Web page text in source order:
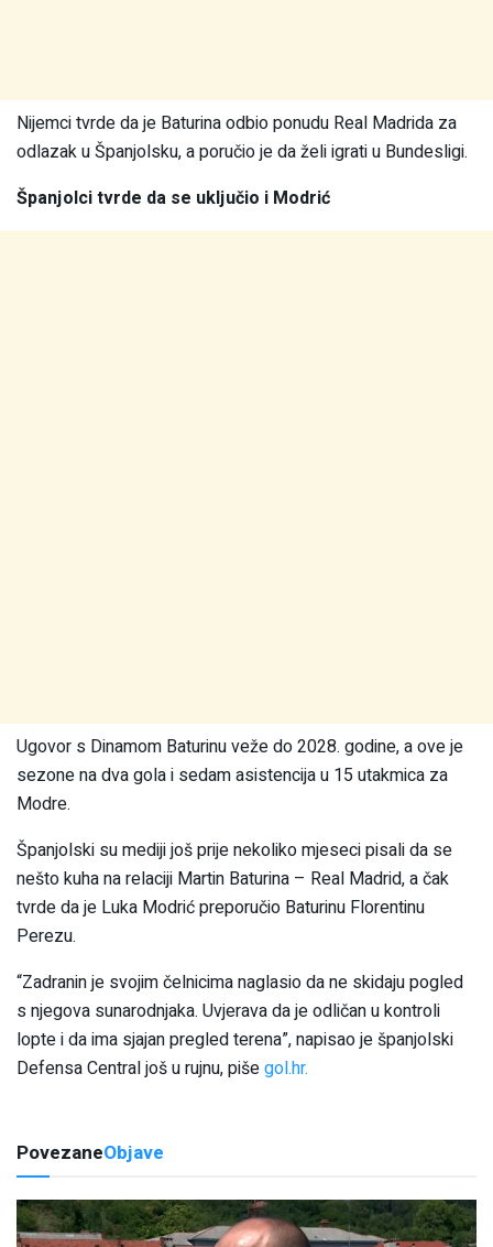
Nijemci tvrde da je Baturina odbio ponudu Real Madrida za
odlazak u Španjolsku, a poručio je da želi igrati u Bundesligi.
Španjolci tvrde da se uključio i Modrić
Ugovor s Dinamom Baturinu veže do 2028. godine, a ove je
sezone na dva gola i sedam asistencija u 15 utakmica za
Modre.
Španjolski su mediji još prije nekoliko mjeseci pisali da se
nešto kuha na relaciji Martin Baturina – Real Madrid, a čak
tvrde da je Luka Modrić preporučio Baturinu Florentinu
Perezu.
“Zadranin je svojim čelnicima naglasio da ne skidaju pogled
s njegova sunarodnjaka. Uvjerava da je odličan u kontroli
lopte i da ima sjajan pregled terena”, napisao je španjolski
Defensa Central još u rujnu, pišegol.hr.
PovezaneObjave